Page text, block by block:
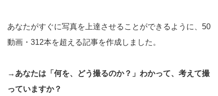
あなたがすぐに写真を上達させることができるように、50
動画・312本を超える記事を作成しました。
→あなたは「何を、どう撮るのか？」わかって、考えて撮
っていますか？